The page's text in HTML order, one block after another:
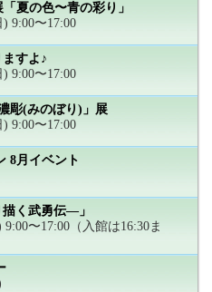
夏の色〜青の彩り」
9:00〜17:00
すよ♪
9:00〜17:00
彫(みのぼり)」展
9:00〜17:00
8月イベント
く武勇伝―」
〜17:00（入館は16:30ま